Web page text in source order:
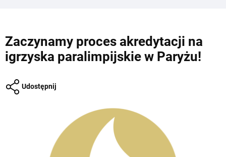
Zaczynamy proces akredytacji na
igrzyska paralimpijskie w Paryżu!
Udostępnij